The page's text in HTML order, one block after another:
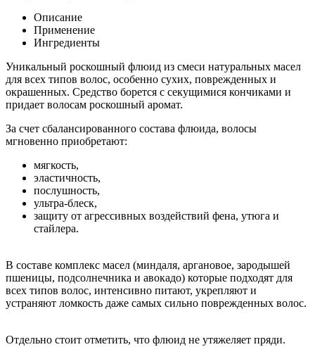
Описание
Применение
Ингредиенты
Уникальный роскошный флюид из смеси натуральных масел
для всех типов волос, особенно сухих, поврежденных и
окрашенных. Средство борется с секущимися кончиками и
придает волосам роскошный аромат.
За счет сбалансированного состава флюида, волосы
мгновенно приобретают:
мягкость,
эластичность,
послушность,
ультра-блеск,
защиту от агрессивных воздействий фена, утюга и
стайлера.
В составе комплекс масел (миндаля, аргановое, зародышей
пшеницы, подсолнечника и авокадо) которые подходят для
всех типов волос, интенсивно питают, укрепляют и
устраняют ломкость даже самых сильно поврежденных волос.
Отдельно стоит отметить, что флюид не утяжеляет пряди.